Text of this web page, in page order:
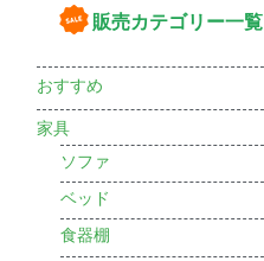
販売カテゴリー一覧
おすすめ
家具
ソファ
ベッド
食器棚